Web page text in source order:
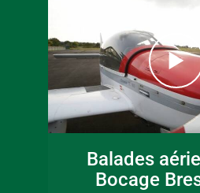
Balades
Bocage